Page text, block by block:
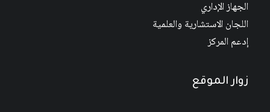
الجهاز الإداري
اللجان الاستشارية والعلمية
إدعم المركز
زوار الموقع